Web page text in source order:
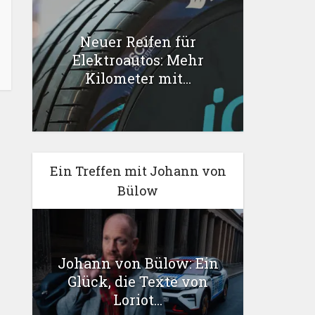
Neuer Reifen für
Elektroautos: Mehr
Kilometer mit...
Ein Treffen mit Johann von
Bülow
Johann von Bülow: Ein
Glück, die Texte von
Loriot...